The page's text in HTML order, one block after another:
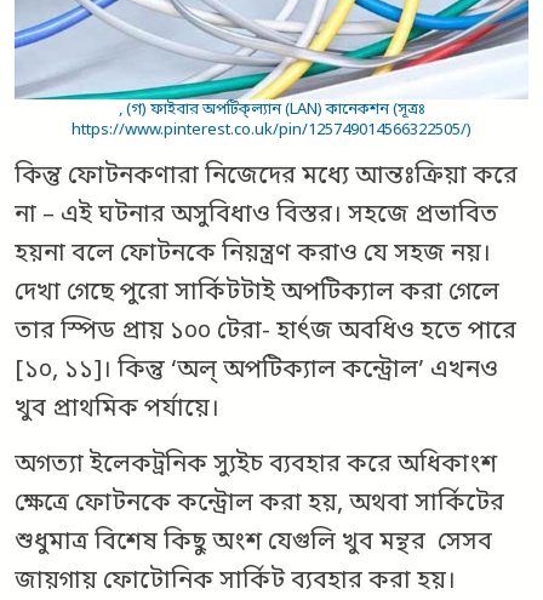
, (গ) ফাইবার অপটিক্‌ল্যান (LAN) কানেকশন (সূত্রঃ
https://www.pinterest.co.uk/pin/125749014566322505/)
কিন্তু ফোটনকণারা নিজেদের মধ্যে আন্তঃক্রিয়া করে
না – এই ঘটনার অসুবিধাও বিস্তর। সহজে প্রভাবিত
হয়না বলে ফোটনকে নিয়ন্ত্রণ করাও যে সহজ নয়।
দেখা গেছে পুরো সার্কিটটাই অপটিক্যাল করা গেলে
তার স্পিড প্রায় ১০০ টেরা- হার্ৎজ অবধিও হতে পারে
[১০, ১১]। কিন্তু ‘অল্‌ অপটিক্যাল কন্ট্রোল’ এখনও
খুব প্রাথমিক পর্যায়ে।
অগত্যা ইলেকট্রনিক স্যুইচ ব্যবহার করে অধিকাংশ
ক্ষেত্রে ফোটনকে কন্ট্রোল করা হয়, অথবা সার্কিটের
শুধুমাত্র বিশেষ কিছু অংশ যেগুলি খুব মন্থর সেসব
জায়গায় ফোটোনিক সার্কিট ব্যবহার করা হয়।